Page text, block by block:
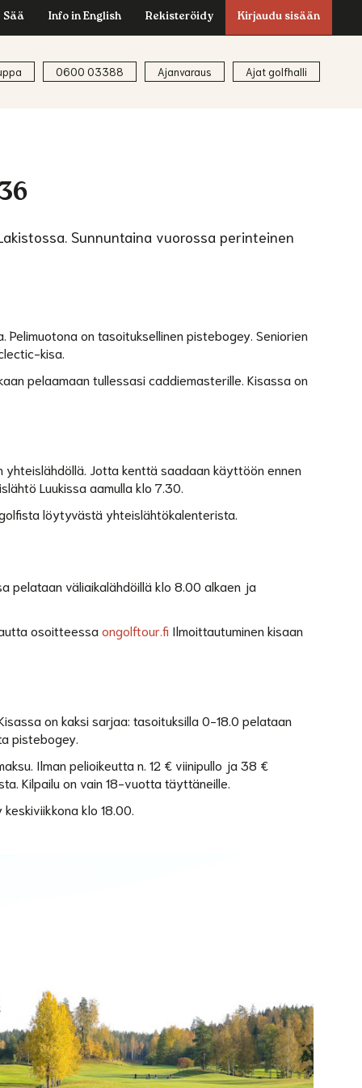
Sää Info in English Rekisteröidy Kirjaudu sisään
Ajat golfhalli
Ajanvaraus
0600 03388
Sunnuntaina vuorossa perinteinen
Pelimuotona on tasoituksellinen pistebogey. Seniorien
kisa.
pelaamaan tullessasi caddiemasterille. Kisassa on
yhteislähdöllä. Jotta kenttä saadaan käyttöön ennen
Luukissa aamulla klo 7.30.
löytyvästä yhteislähtökalenterista.
pelataan väliaikalähdöillä klo 8.00 alkaen ja
osoitteessaongolftour.fi Ilmoittautuminen kisaan
on kaksi sarjaa: tasoituksilla 0-18.0 pelataan
pistebogey.
Ilman pelioikeutta n. 12 € viinipullo ja 38 €
Kilpailu on vain 18-vuotta täyttäneille.
klo 18.00.